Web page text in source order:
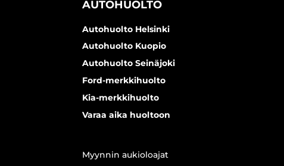
AUTOHUOLTO
Autohuolto Helsinki
Autohuolto Kuopio
Autohuolto Seinäjoki
Ford-merkkihuolto
Kia-merkkihuolto
Varaa aika huoltoon
Myynnin aukioloajat